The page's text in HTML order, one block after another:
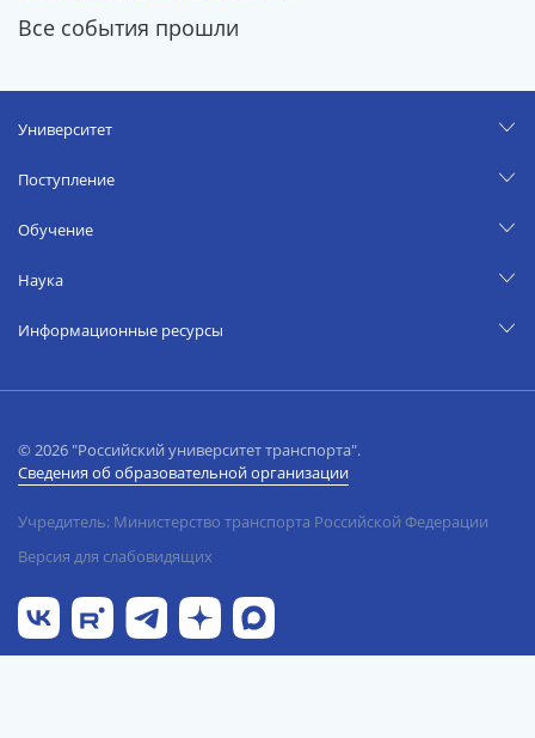
Все события прошли
Университет
Поступление
Обучение
Наука
Информационные ресурсы
© 2026 "Российский университет транспорта".
Сведения об образовательной организации
Учредитель: Министерство транспорта Российской Федерации
Версия для слабовидящих